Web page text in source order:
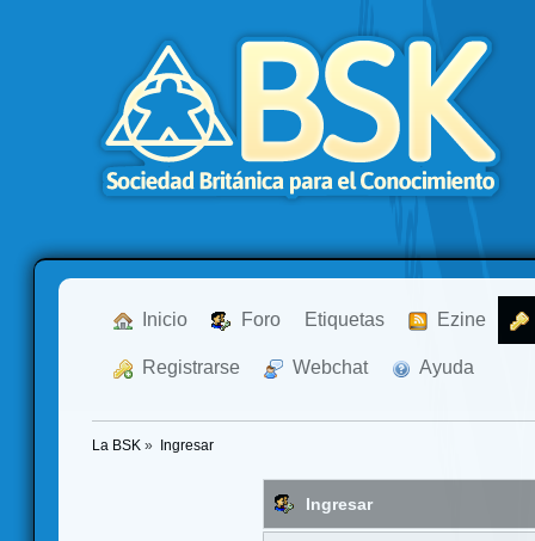
Inicio Foro Etiquetas Ezine
Registrarse Webchat Ayuda
La BSK » Ingresar
Ingresar